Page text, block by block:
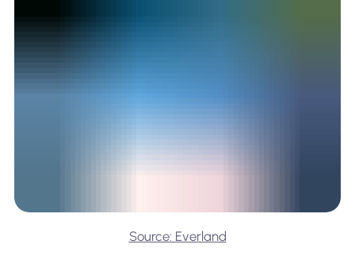
Source: Everland